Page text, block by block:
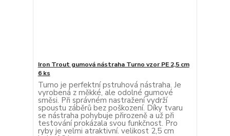
Iron Trout gumová nástraha Turno vzor PE 2,5 cm
6 ks
Turno je perfektní pstruhová nástraha. Je
vyrobená z měkké, ale odolné gumové
směsi. Při správném nastražení vydrží
spoustu záběrů bez poškození. Díky tvaru
se nástraha pohybuje přirozeně a už při
testování prokázala svou funkčnost. Pro
ryby je velmi atraktivní. velikost 2,5 cm